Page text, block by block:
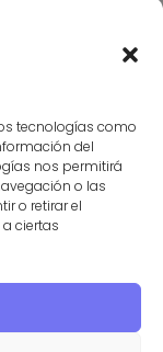
tecnologías como
del
nos permitirá
o las
o retirar el
ciertas
aquí
LOS FONDOS